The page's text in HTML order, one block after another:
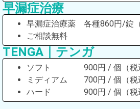
早漏症治療
早漏症治療薬 各種860円/錠（
ご相談無料
TENGA｜テンガ
ソフト 900円 / 個（税込
ミディアム 700円 / 個（税
ハード 900円 / 個（税込